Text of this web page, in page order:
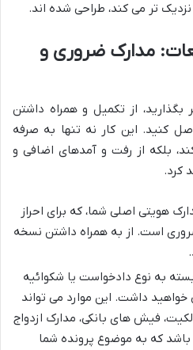
تر می کند، طراحی شده اند.
مدارک ضروری و
از تکمیل و همراه داشتن
کنید. این کار نه تنها به صرفه
بلکه از رفت و آمدهای اضافی و
کرد.
هویتی اصلی شما، که برای احراز
است. از به همراه داشتن نسخه
به نوع دادخواست یا شکوائیه
خواهید داشت. این موارد می تواند
فیش های بانکی، مدارک ازدواج
باشد که به موضوع پرونده شما